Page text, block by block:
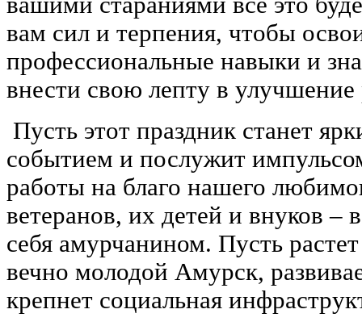
вам сил и терпения, чтобы
профессиональные навыки и
внести свою лепту в улучшение
Пусть этот праздник станет
событием и послужит
работы на благо нашего
ветеранов, их детей и внуков –
себя амурчанином. Пусть растет
вечно молодой Амурск,
крепнет социальная